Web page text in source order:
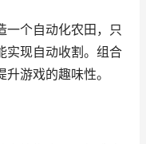
一个自动化农田，只
实现自动收割。组合
游戏的趣味性。